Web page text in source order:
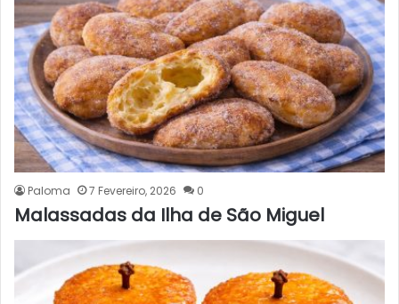
Paloma 7 Fevereiro, 2026 0
Malassadas da Ilha de São Miguel